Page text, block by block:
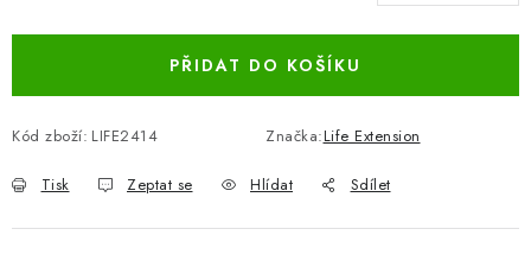
PŘIDAT DO KOŠÍKU
Kód zboží: LIFE2414 Značka:Life Extension
Tisk Zeptat se Hlídat Sdílet